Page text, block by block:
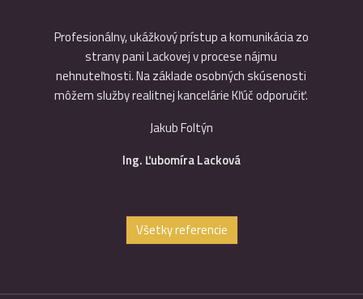
Profesionálny, ukážkový prístup a komunikácia zo
strany pani Lackovej v procese nájmu
nehnuteľnosti. Na základe osobných skúsenosti
môžem služby realitnej kancelárie Kľúč odporučiť.
Jakub Foltýn
Ing. Ľubomíra Lacková
Všetky referencie